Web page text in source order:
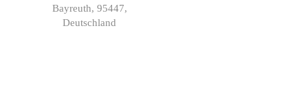
Bayreuth, 95447,
Deutschland